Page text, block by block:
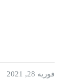
فوریه 28, 2021 /